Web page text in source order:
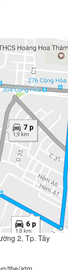
2, Tp. Tây